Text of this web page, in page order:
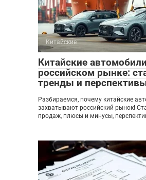
Китайские
Китайские
российском рынке:
тренды и
Разбираемся, почему китайские
захватывают российский рынок!
продаж, плюсы и минусы,